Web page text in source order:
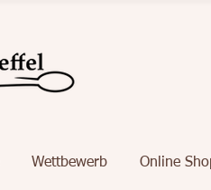
Wettbewerb Online